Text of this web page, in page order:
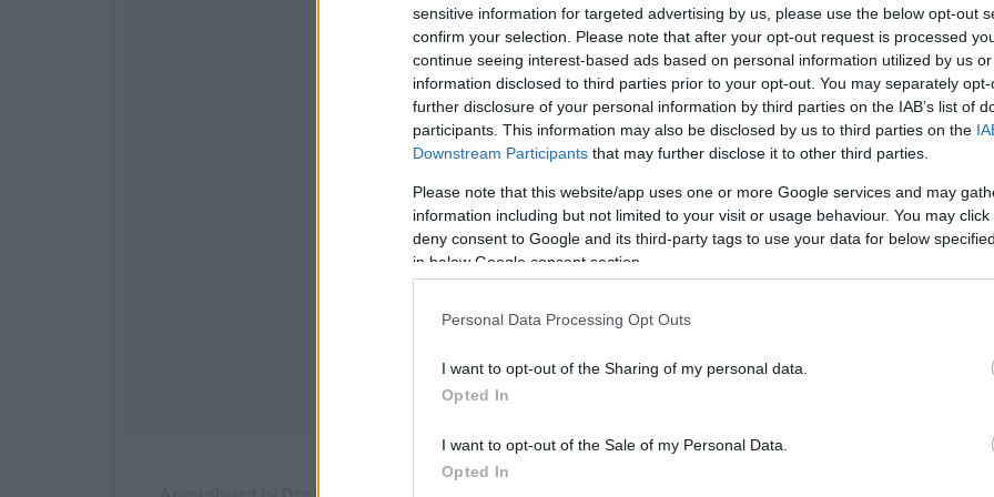
sensitive information for targeted advertising by us, please use the below opt-out
confirm your selection. Please note that after your opt-out request is processed
continue seeing interest-based ads based on personal information utilized by us
information disclosed to third parties prior to your opt-out. You may separately
further disclosure of your personal information by third parties on the IAB’s list of
participants. This information may also be disclosed by us to third parties on the
Downstream Participants that may further disclose it to other third parties.
Please note that this website/app uses one or more Google services and may
information including but not limited to your visit or usage behaviour. You may
deny consent to Google and its third-party tags to use your data for below
in below Google consent section.
Personal Data Processing Opt Outs
I want to opt-out of the Sharing of my personal data.
Opted In
I want to opt-out of the Sale of my Personal Data.
Opted In
✌️⚽️?
A